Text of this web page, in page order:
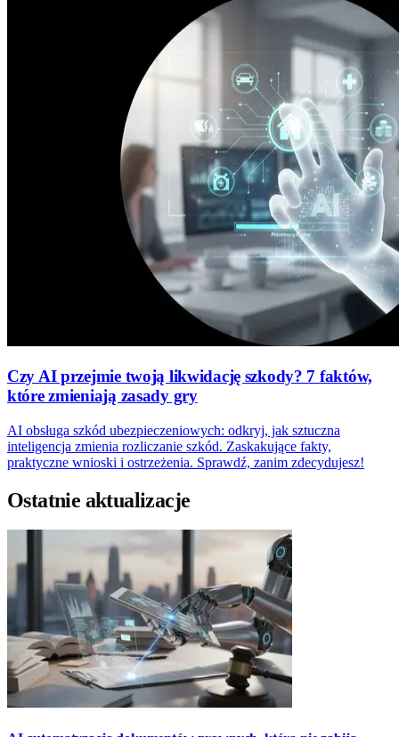
Czy AI przejmie twoją likwidację szkody? 7 faktów,
które zmieniają zasady gry
AI obsługa szkód ubezpieczeniowych: odkryj, jak sztuczna
inteligencja zmienia rozliczanie szkód. Zaskakujące fakty,
praktyczne wnioski i ostrzeżenia. Sprawdź, zanim zdecydujesz!
Ostatnie aktualizacje